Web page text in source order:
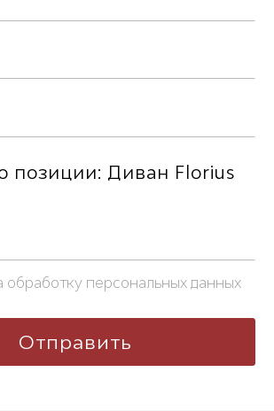
обработку персональных данных